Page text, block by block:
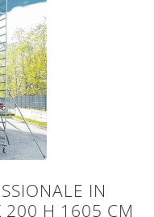
IN
200 H 1605 CM